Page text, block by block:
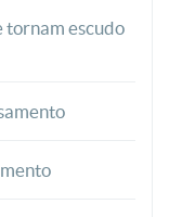
tornam escudo